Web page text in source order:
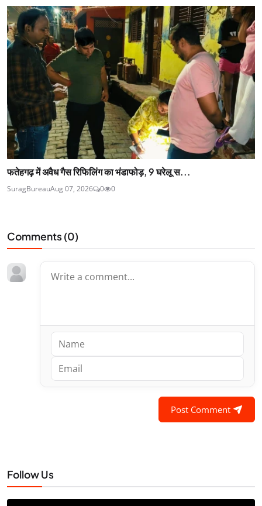
फतेहगढ़ में अवैध गैस रिफिलिंग का भंडाफोड़, 9 घरेलू स...
SuragBureauAug 07, 2026 0 0
Comments (0)
Post Comment
Follow Us